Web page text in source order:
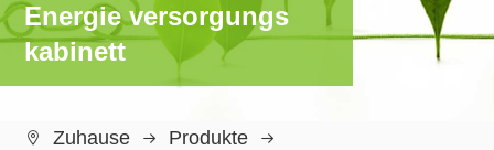
Energie versorgungs
kabinett
 Zuhause
Produkte